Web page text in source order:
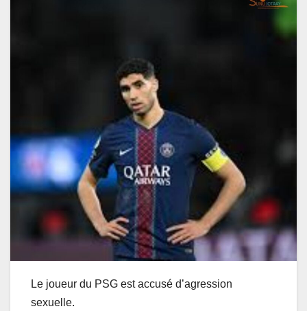
Le joueur du PSG est accusé d’agression
sexuelle.